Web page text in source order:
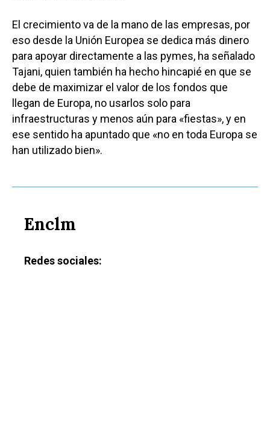
El crecimiento va de la mano de las empresas, por
eso desde la Unión Europea se dedica más dinero
para apoyar directamente a las pymes, ha señalado
Tajani, quien también ha hecho hincapié en que se
debe de maximizar el valor de los fondos que
llegan de Europa, no usarlos solo para
infraestructuras y menos aún para «fiestas», y en
ese sentido ha apuntado que «no en toda Europa se
han utilizado bien».
Enclm
Redes sociales: